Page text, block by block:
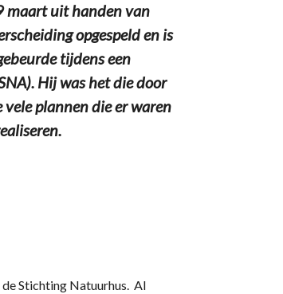
maart uit handen van
opgespeld en is
tijdens een
Hij was het die door
plannen die er waren
Stichting Natuurhus. Al